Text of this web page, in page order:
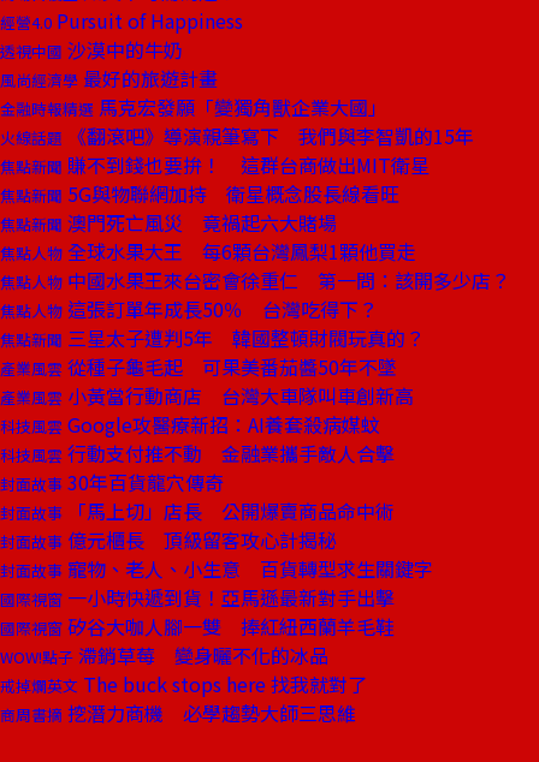
經營4.0 Pursuit of Happiness
透視中國 沙漠中的牛奶
風尚經濟學 最好的旅遊計畫
金融時報精選 馬克宏發願「變獨角獸企業大國」
火線話題 《翻滾吧》導演親筆寫下 我們與李智凱的15年
焦點新聞 賺不到錢也要拚！ 這群台商做出MIT衛星
焦點新聞 5G與物聯網加持 衛星概念股長線看旺
焦點新聞 澳門死亡風災 竟禍起六大賭場
焦點人物 全球水果大王 每6顆台灣鳳梨1顆他買走
焦點人物 中國水果王來台密會徐重仁 第一問：該開多少店？
焦點人物 這張訂單年成長50％ 台灣吃得下？
焦點新聞 三星太子遭判5年 韓國整頓財閥玩真的？
產業風雲 從種子龜毛起 可果美番茄醬50年不墜
產業風雲 小黃當行動商店 台灣大車隊叫車創新高
科技風雲 Google攻醫療新招：AI養套殺病媒蚊
科技風雲 行動支付推不動 金融業攜手敵人合擊
封面故事 30年百貨龍穴傳奇
封面故事 「馬上切」店長 公開爆賣商品命中術
封面故事 億元櫃長 頂級留客攻心計揭秘
封面故事 寵物、老人、小生意 百貨轉型求生關鍵字
國際視窗 一小時快遞到貨！亞馬遜最新對手出擊
國際視窗 矽谷大咖人腳一雙 捧紅紐西蘭羊毛鞋
WOW!點子 滯銷草莓 變身曬不化的冰品
戒掉爛英文 The buck stops here 找我就對了
商周書摘 挖潛力商機 必學趨勢大師三思維